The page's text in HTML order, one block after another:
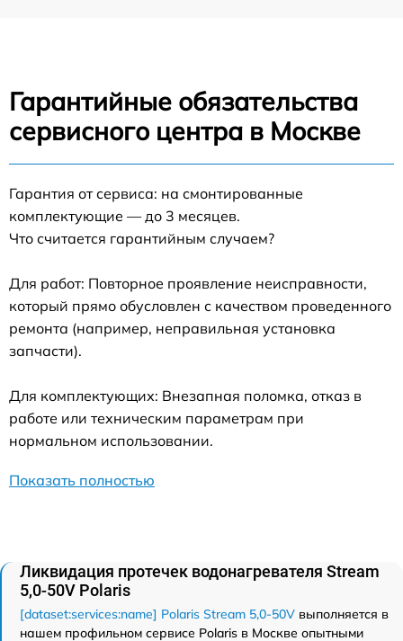
Гарантийные обязательства
сервисного центра в Москве
Гарантия от сервиса: на смонтированные
комплектующие — до 3 месяцев.
Что считается гарантийным случаем?
Для работ: Повторное проявление неисправности,
который прямо обусловлен с качеством проведенного
ремонта (например, неправильная установка
запчасти).
Для комплектующих: Внезапная поломка, отказ в
работе или техническим параметрам при
нормальном использовании.
Показать полностью
Ликвидация протечек водонагревателя Stream
5,0-50V Polaris
[dataset:services:name] Polaris Stream 5,0-50V выполняется в
нашем профильном сервисе Polaris в Москве опытными